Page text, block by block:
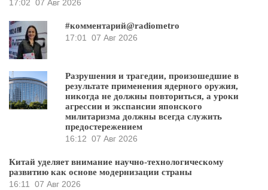
17:02 07 Авг 2026
#комментарий@radiometro
17:01
07 Авг 2026
Разрушения и трагедии, произошедшие в
результате применения ядерного оружия,
никогда не должны повториться, а уроки
агрессии и экспансии японского
милитаризма должны всегда служить
предостережением
16:12 07 Авг 2026
Китай уделяет внимание научно-технологическому
развитию как основе модернизации страны
16:11
07 Авг 2026